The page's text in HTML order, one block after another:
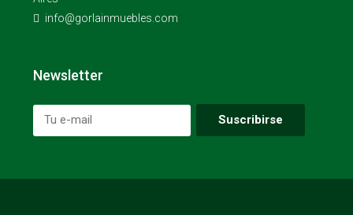
info@gorlainmuebles.com
Newsletter